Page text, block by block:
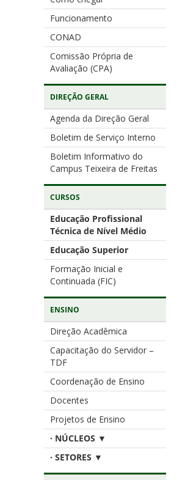
Funcionamento
CONAD
Comissão Própria de
Avaliação (CPA)
DIREÇÃO GERAL
Agenda da Direção Geral
Boletim de Serviço Interno
Boletim Informativo do
Campus Teixeira de Freitas
CURSOS
Educação Profissional
Técnica de Nível Médio
Educação Superior
Formação Inicial e
Continuada (FIC)
ENSINO
Direção Acadêmica
Capacitação do Servidor –
TDF
Coordenação de Ensino
Docentes
Projetos de Ensino
· NÚCLEOS ▼
· SETORES ▼